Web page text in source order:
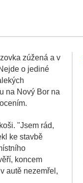
zúžená a v
o jediné
na Nový Bor na
"Jsem rád,
ke stavbě
koncem
autě nezemřel,